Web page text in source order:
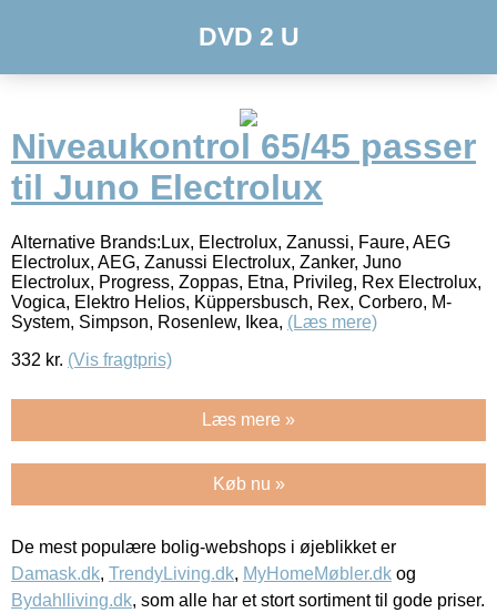
DVD 2 U
Niveaukontrol 65/45 passer
til Juno Electrolux
Alternative Brands:Lux, Electrolux, Zanussi, Faure, AEG
Electrolux, AEG, Zanussi Electrolux, Zanker, Juno
Electrolux, Progress, Zoppas, Etna, Privileg, Rex Electrolux,
Vogica, Elektro Helios, Küppersbusch, Rex, Corbero, M-
System, Simpson, Rosenlew, Ikea, (Læs mere)
332 kr. (Vis fragtpris)
Læs mere »
Køb nu »
De mest populære bolig-webshops i øjeblikket er
Damask.dk, TrendyLiving.dk, MyHomeMøbler.dk og
Bydahlliving.dk, som alle har et stort sortiment til gode priser.